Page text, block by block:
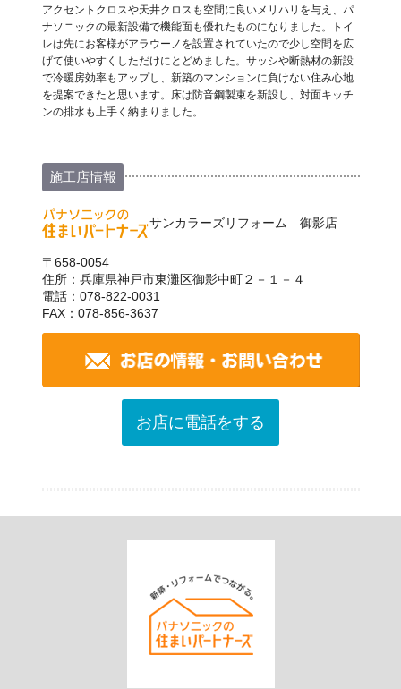
アクセントクロスや天井クロスも空間に良いメリハリを与え、パ
ナソニックの最新設備で機能面も優れたものになりました。トイ
レは先にお客様がアラウーノを設置されていたので少し空間を広
げて使いやすくしただけにとどめました。サッシや断熱材の新設
で冷暖房効率もアップし、新築のマンションに負けない住み心地
を提案できたと思います。床は防音鋼製束を新設し、対面キッチ
ンの排水も上手く納まりました。
施工店情報
サンカラーズリフォーム 御影店
〒658-0054
住所：兵庫県神戸市東灘区御影中町２－１－４
電話：078-822-0031
FAX：078-856-3637
お店に電話をする